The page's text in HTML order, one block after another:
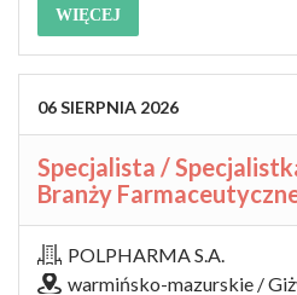
WIĘCEJ
06SIERPNIA 2026
Specjalista /
Branży
POLPHARMA S.A.
warmińsko-mazurskie /